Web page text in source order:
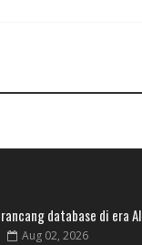
database di era AI
Aug 02, 2026